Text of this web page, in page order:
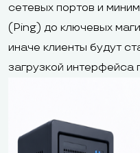
сетевых портов и
(Ping) до ключевых
иначе клиенты будут
загрузкой интерфейса